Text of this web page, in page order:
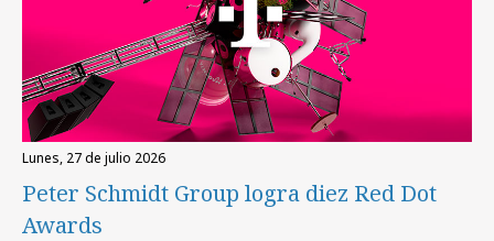
lunes, 27 de julio 2026
Peter Schmidt Group logra diez Red Dot
Awards